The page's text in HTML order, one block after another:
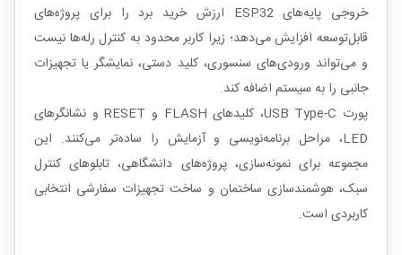
خروجی پایه‌های ESP32 ارزش خرید برد را برای پروژه‌های
قابل‌توسعه افزایش می‌دهد؛ زیرا کاربر محدود به کنترل رله‌ها نیست
و می‌تواند ورودی‌های سنسوری، کلید دستی، نمایشگر یا تجهیزات
جانبی را به سیستم اضافه کند.
پورت USB Type-C، کلیدهای FLASH و RESET و نشانگرهای
LED، مراحل برنامه‌نویسی و آزمایش را ساده‌تر می‌کنند. این
مجموعه برای نمونه‌سازی، پروژه‌های دانشگاهی، تابلوهای کنترل
سبک، هوشمندسازی ساختمان و ساخت تجهیزات سفارشی انتخابی
کاربردی است.